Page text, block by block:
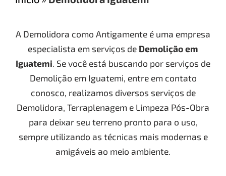
A Demolidora como Antigamente é uma empresa
especialista em serviços de Demoliçãoem
Iguatemi. Se você está buscando por serviços de
Demolição em Iguatemi, entre em contato
conosco, realizamos diversos serviços de
Demolidora, Terraplenagem e Limpeza Pós-Obra
para deixar seu terreno pronto para o uso,
sempre utilizando as técnicas mais modernas e
amigáveis ao meio ambiente.